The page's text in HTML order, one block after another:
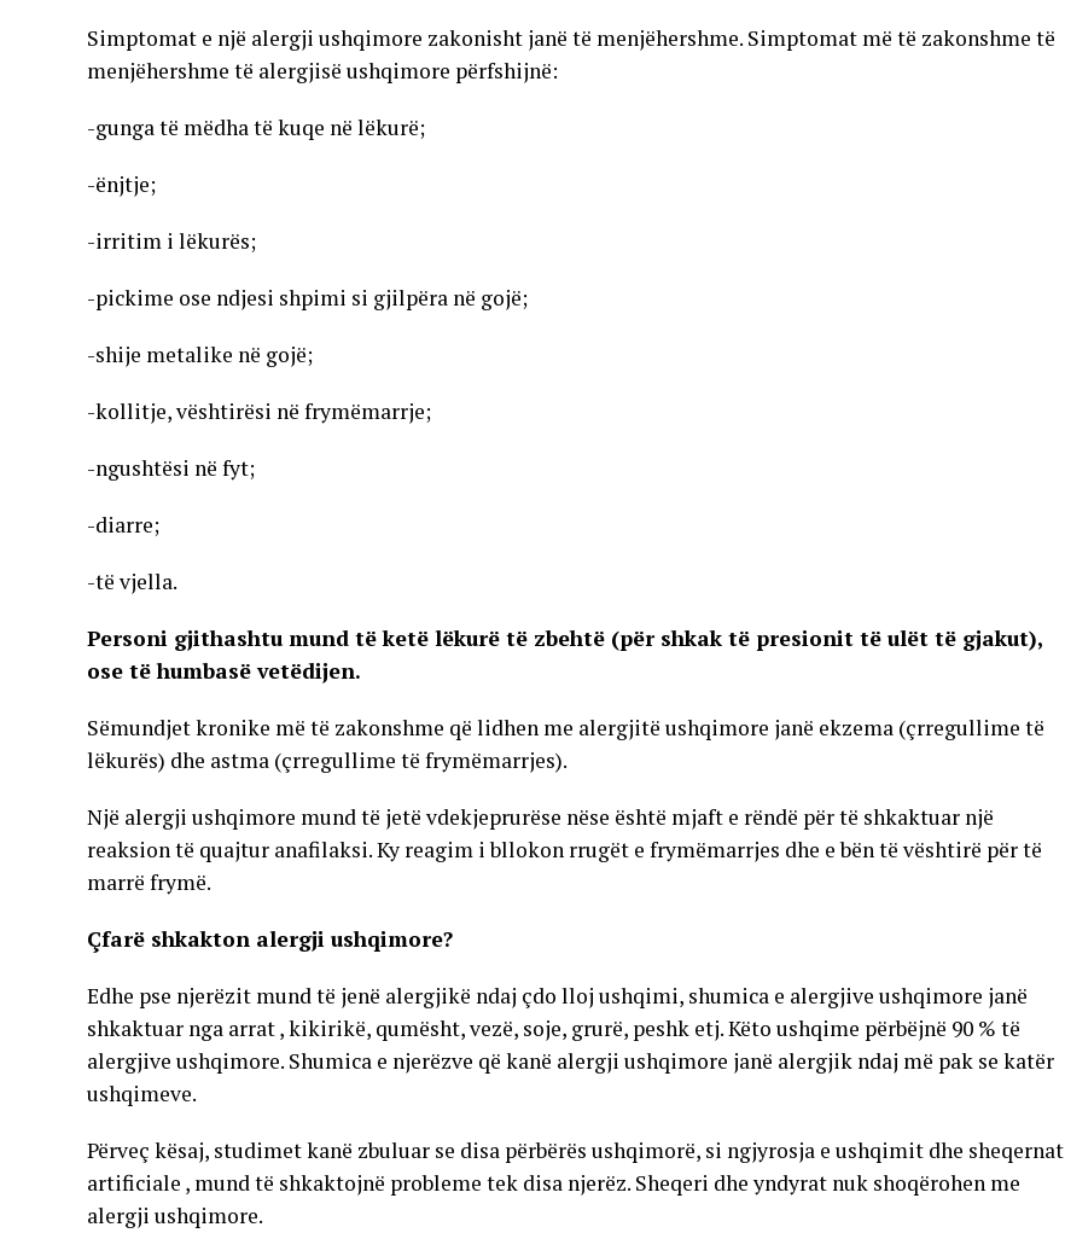
Simptomat e një alergji ushqimore zakonisht janë të menjëhershme. Simptomat më të zakonshme të
menjëhershme të alergjisë ushqimore përfshijnë:
-gunga të mëdha të kuqe në lëkurë;
-ënjtje;
-irritim i lëkurës;
-pickime ose ndjesi shpimi si gjilpëra në gojë;
-shije metalike në gojë;
-kollitje, vështirësi në frymëmarrje;
-ngushtësi në fyt;
-diarre;
-të vjella.
Personi gjithashtu mund të ketë lëkurë të zbehtë (për shkak të presionit të ulët të gjakut),
ose të humbasë vetëdijen.
Sëmundjet kronike më të zakonshme që lidhen me alergjitë ushqimore janë ekzema (çrregullime të
lëkurës) dhe astma (çrregullime të frymëmarrjes).
Një alergji ushqimore mund të jetë vdekjeprurëse nëse është mjaft e rëndë për të shkaktuar një
reaksion të quajtur anafilaksi. Ky reagim i bllokon rrugët e frymëmarrjes dhe e bën të vështirë për të
marrë frymë.
Çfarë shkakton alergji ushqimore?
Edhe pse njerëzit mund të jenë alergjikë ndaj çdo lloj ushqimi, shumica e alergjive ushqimore janë
shkaktuar nga arrat , kikirikë, qumësht, vezë, soje, grurë, peshk etj. Këto ushqime përbëjnë 90 % të
alergjive ushqimore. Shumica e njerëzve që kanë alergji ushqimore janë alergjik ndaj më pak se katër
ushqimeve.
Përveç kësaj, studimet kanë zbuluar se disa përbërës ushqimorë, si ngjyrosja e ushqimit dhe sheqernat
artificiale , mund të shkaktojnë probleme tek disa njerëz. Sheqeri dhe yndyrat nuk shoqërohen me
alergji ushqimore.